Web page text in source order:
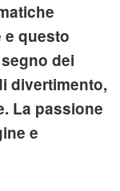
questo
dei
divertimento,
La passione
e